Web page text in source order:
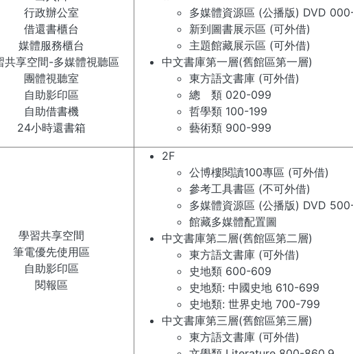
行政辦公室
借還書櫃台
媒體服務櫃台
共享空間-多媒體視聽區
團體視聽室
自助影印區
自助借書機
24小時還書箱
多媒體資源區 (公播版) DVD
新到圖書展示區 (可外借)
主題館藏展示區 (可外借)
​中文書庫第一層(舊館區第一層)
東方語文書庫 (可外借)
總 類 020-099
哲學類 100-199
藝術類 900-999
學習共享空間
筆電優先使用區
自助影印區
閱報區
2F
公博樓閱讀100專區 (可外借)
參考工具書區 (不可外借)
多媒體資源區 (公播版) DVD
館藏多媒體配置圖
中文書庫第二層(舊館區第二層)
東方語文書庫 (可外借)
史地類 600-609
史地類: 中國史地 610-699
史地類: 世界史地 700-799
中文書庫第三層(舊館區第三層)
東方語文書庫 (可外借)